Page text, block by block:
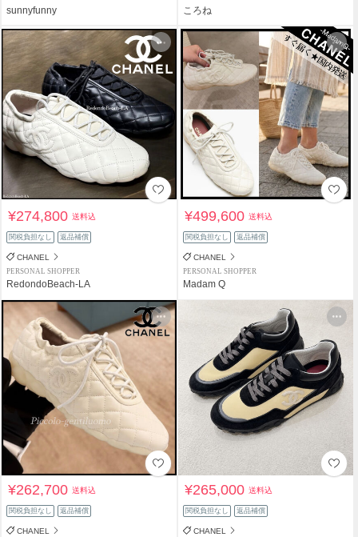
sunnyfunny ころね
¥274,800送料込
関税負担なし 返品補償
CHANEL
PERSONAL SHOPPER
RedondoBeach-LA
¥499,600送料込
関税負担なし 返品補償
CHANEL
PERSONAL SHOPPER
Madam Q
¥262,700送料込
関税負担なし 返品補償
CHANEL
¥265,000送料込
関税負担なし 返品補償
CHANEL